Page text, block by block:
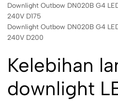
Downlight Outbow DN020B G4
240V D175
Downlight Outbow DN020B G4
240V D200
Kelebihan
downlight